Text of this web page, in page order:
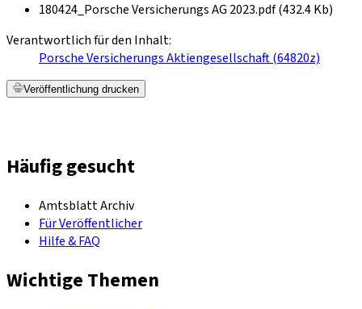
180424_Porsche Versicherungs AG 2023.pdf (432.4 Kb)
Verantwortlich für den Inhalt:
Porsche Versicherungs Aktiengesellschaft (64820z)
Veröffentlichung drucken
Häufig gesucht
Amtsblatt Archiv
Für Veröffentlicher
Hilfe & FAQ
Wichtige Themen